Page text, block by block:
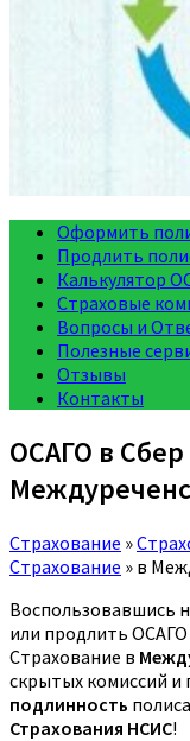
Оформить
Продлить
Калькулятор
Страховые
Вопросы и
Полезные
Отзывы
Контакты
ОСАГО в Сбер
Страхование »
Страхование » в
Воспользовавшись
или продлить
Страхование в
скрытых комиссий и
подлинность
Страхования НСИС!